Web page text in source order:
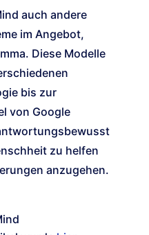
auch andere
im Angebot,
Diese Modelle
bis zur
von Google
zu helfen
anzugehen.